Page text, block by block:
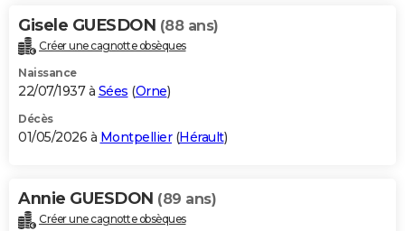
Gisele GUESDON (88 ans)
Créer une cagnotte obsèques
Naissance
22/07/1937 à Sées (Orne)
Décès
01/05/2026 à Montpellier(Hérault)
Annie GUESDON (89 ans)
Créer une cagnotte obsèques